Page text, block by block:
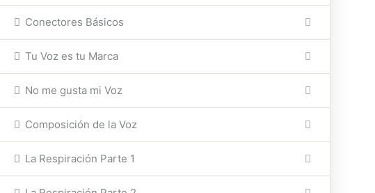
Conectores Básicos
Tu Voz es tu Marca
No me gusta mi Voz
Composición de la Voz
La Respiración Parte 1